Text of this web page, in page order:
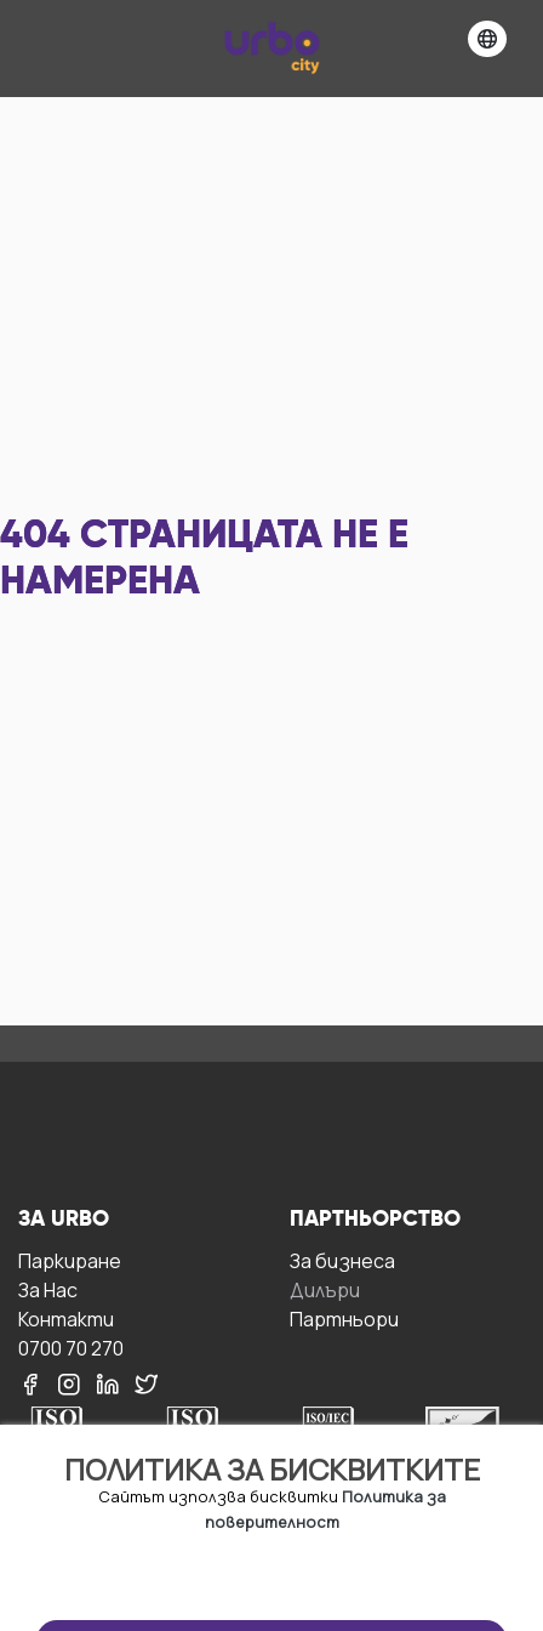
404 СТРАНИЦАТА НЕ Е
НАМЕРЕНА
ПОЛИТИКА ЗА БИСКВИТКИТЕ
Сайтът използва бисквитки Политика за
поверителност
ЗА URBO
Паркиране
За Hас
Контакти
0700 70 270
ПАРТНЬОРСТВО
За бизнесa
Дилъри
Партньори
Правила и условия за